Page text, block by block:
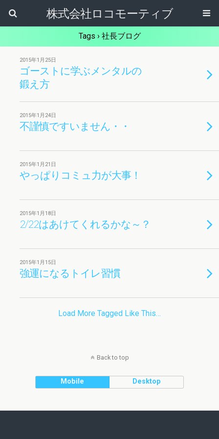
株式会社ロコモーティブ
Tags › 社長ブログ
2015年1月25日
ゴーストに学ぶメンタルの
鍛え方
2015年1月24日
不謹慎ですいません・・
2015年1月21日
やっぱりコミュ力が大事！
2015年1月18日
2/22はあけてくれるかな～？
2015年1月15日
強運になるトイレ習慣
Load More Tagged Like This…
Back to top
Mobile Desktop